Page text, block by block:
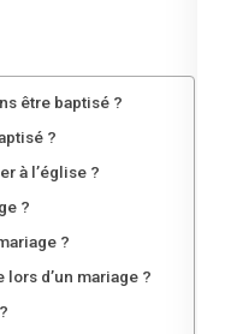
être baptisé ?
?
à l’église ?
?
?
d’un mariage ?